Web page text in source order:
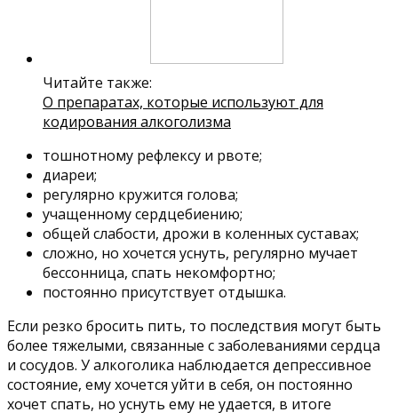
Читайте также:
О препаратах, которые используют для
кодирования алкоголизма
тошнотному рефлексу и рвоте;
диареи;
регулярно кружится голова;
учащенному сердцебиению;
общей слабости, дрожи в коленных суставах;
сложно, но хочется уснуть, регулярно мучает
бессонница, спать некомфортно;
постоянно присутствует отдышка.
Если резко бросить пить, то последствия могут быть
более тяжелыми, связанные с заболеваниями сердца
и сосудов. У алкоголика наблюдается депрессивное
состояние, ему хочется уйти в себя, он постоянно
хочет спать, но уснуть ему не удается, в итоге